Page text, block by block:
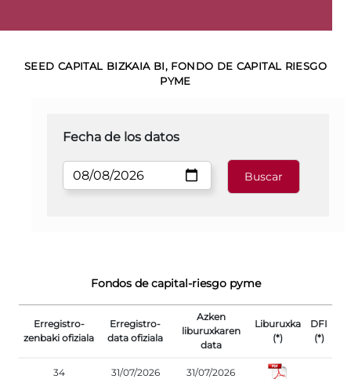
SEED CAPITAL BIZKAIA BI, FONDO DE CAPITAL RIESGO
PYME
Fecha de los datos
Fondos de capital-riesgo pyme
Erregistro-
zenbaki ofiziala
Erregistro-
data ofiziala
Azken
liburuxkaren
data
Liburuxka
(*)
DFI
(*)
34 31/07/2026 31/07/2026